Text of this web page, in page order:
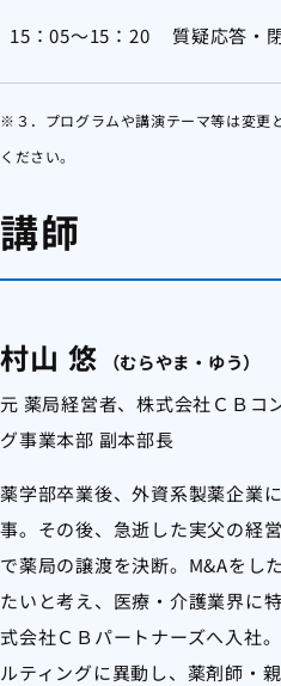
15：05～15：20 質疑応答・
※３．プログラムや講演テーマ等は変更
ください。
講師
村山 悠 （むらやま・ゆう）
元 薬局経営者、株式会社ＣＢコ
グ事業本部 副本部長
薬学部卒業後、外資系製薬企業
事。その後、急逝した実父の経
で薬局の譲渡を決断。M&Aをし
たいと考え、医療・介護業界に
式会社ＣＢパートナーズへ入社
ルティングに異動し、薬剤師・